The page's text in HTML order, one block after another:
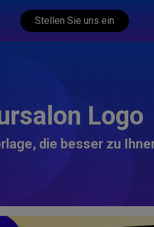
Stellen Sie uns ein
Logo
die besser zu